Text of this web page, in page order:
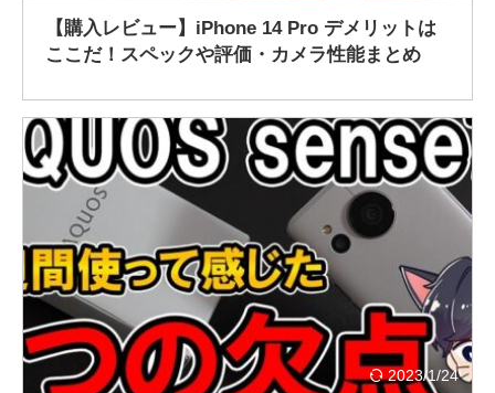
【購入レビュー】iPhone 14 Pro デメリットは
ここだ！スペックや評価・カメラ性能まとめ
2023/1/24